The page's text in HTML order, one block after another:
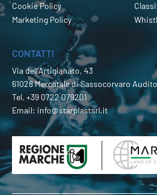
Cookie Policy
Marketing Policy
CONTATTI
Via dell’Artigianato, 43
61028 Mercatale di Sassocorvaro
Tel. +39 0722 079201
Email: info@starplastsrl.it